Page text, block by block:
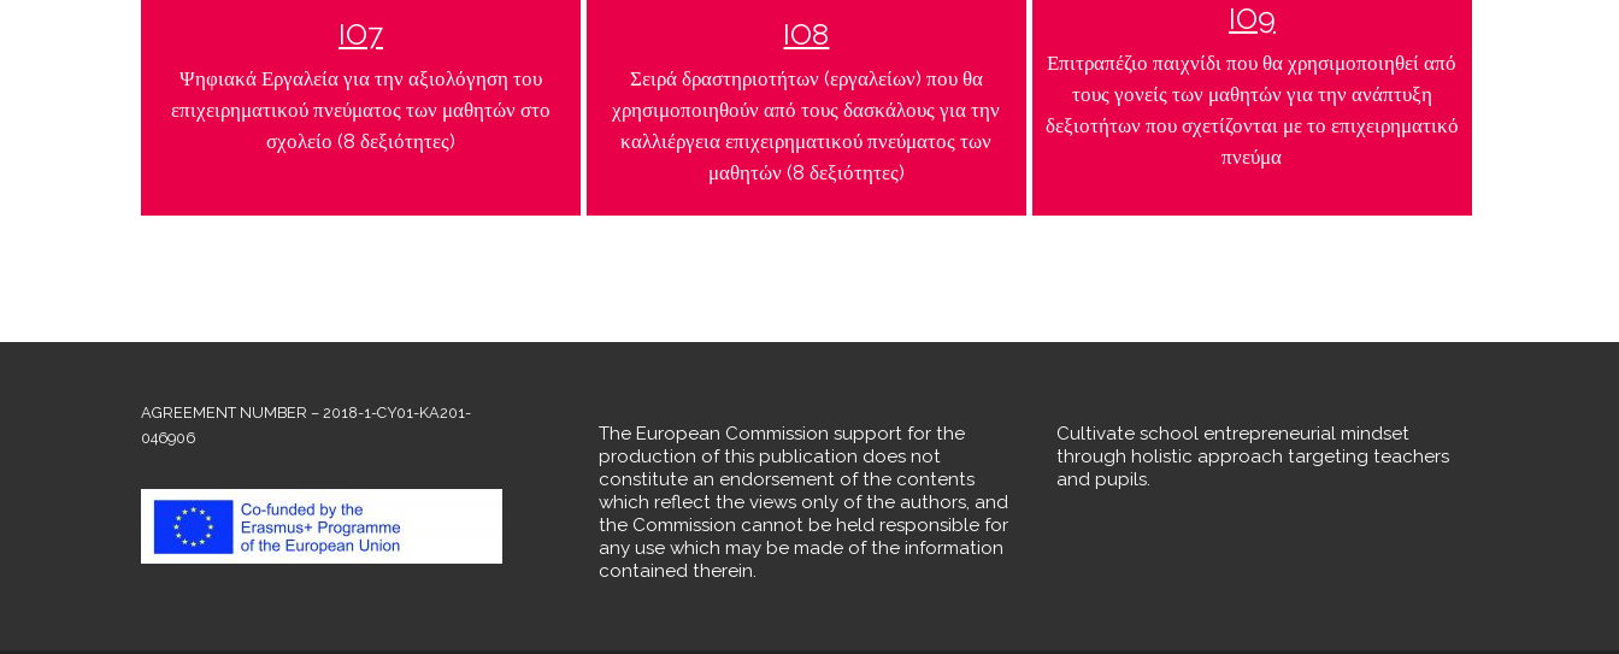
IO7
Ψηφιακά Εργαλεία για την αξιολόγηση του
επιχειρηματικού πνεύματος των μαθητών στο
σχολείο (8 δεξιότητες)
IO8
Σειρά δραστηριοτήτων (εργαλείων) που θα
χρησιμοποιηθούν από τους δασκάλους για την
καλλιέργεια επιχειρηματικού πνεύματος των
μαθητών (8 δεξιότητες)
IO9
Επιτραπέζιο παιχνίδι που θα χρησιμοποιηθεί από
τους γονείς των μαθητών για την ανάπτυξη
δεξιοτήτων που σχετίζονται με το επιχειρηματικό
πνεύμα
AGREEMENT NUMBER – 2018-1-CY01-KA201-
046906
The European Commission support for the
production of this publication does not
constitute an endorsement of the contents
which reflect the views only of the authors, and
the Commission cannot be held responsible for
any use which may be made of the information
contained therein.
Cultivate school entrepreneurial mindset
through holistic approach targeting teachers
and pupils.